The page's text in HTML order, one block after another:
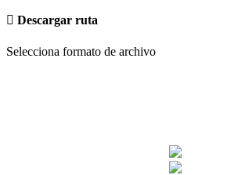
Descargar ruta
Selecciona formato de archivo